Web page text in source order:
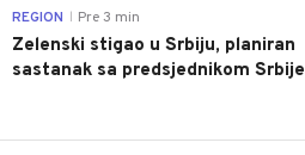
REGION Pre 3 min
Zelenski stigao u Srbiju, planiran
sastanak sa predsjednikom Srbije